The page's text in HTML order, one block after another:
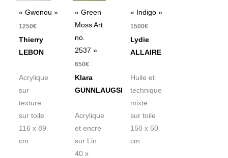
« Gwenou »
1250€
Thierry
LEBON
Acrylique
sur
texture
sur toile
116 x 89
cm
« Green
Moss Art
no.
2537 »
650€
Klara
GUNNLAUGSDOTTIR
Acrylique
et encre
sur Lin
40 x
« Indigo »
1500€
Lydie
ALLAIRE
Huile et
technique
mixte
sur toile
150 x 50
cm